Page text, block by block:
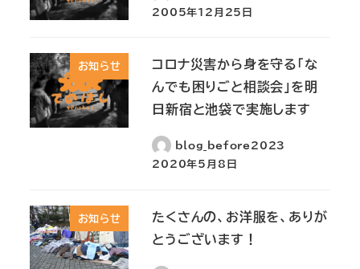
2005年12月25日
お知らせ
コロナ災害から身を守る「な
んでも困りごと相談会」を明
日新宿と池袋で実施します
blog_before2023
2020年5月8日
お知らせ
たくさんの、お洋服を、ありが
とうございます！